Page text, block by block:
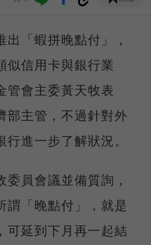
「蝦拼晚點付」，
似信用卡與銀行業
管會主委黃天牧表
部主管，不過針對外
進一步了解狀況。
員會議並備質詢，
謂「晚點付」，就是
可延到下月再一起結